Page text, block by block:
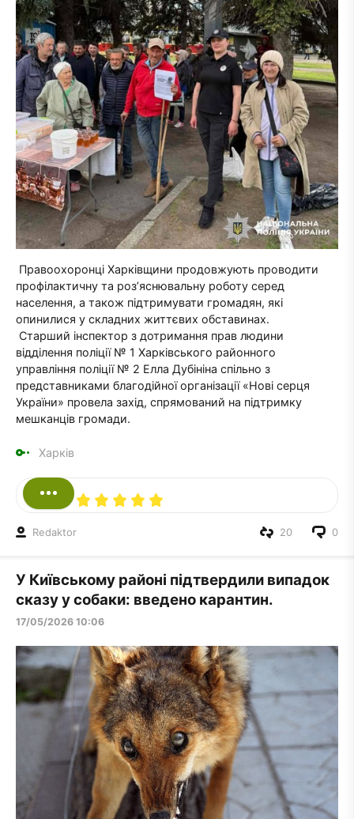
Правоохоронці Харківщини продовжують проводити
профілактичну та роз’яснювальну роботу серед
населення, а також підтримувати громадян, які
опинилися у складних життєвих обставинах.
Старший інспектор з дотримання прав людини
відділення поліції № 1 Харківського районного
управління поліції № 2 Елла Дубініна спільно з
представниками благодійної організації «Нові серця
України» провела захід, спрямований на підтримку
мешканців громади.
Харків
Redaktor 0
20
У Київському районі підтвердили випадок
сказу у собаки: введено карантин.
17/05/2026 10:06